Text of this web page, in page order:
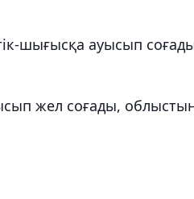
шығысқа ауысып
жел соғады,